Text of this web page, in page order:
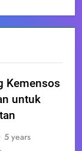
Kemensos
untuk
5 years